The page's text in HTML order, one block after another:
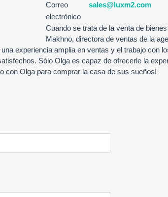
Correo
electrónico
sales@luxm2.com
Cuando se trata de la venta de
Makhno, directora de ventas de la
experiencia amplia en ventas y el trabajo con
Sólo Olga es capaz de ofrecerle la
con Olga para comprar la casa de sus sueños!